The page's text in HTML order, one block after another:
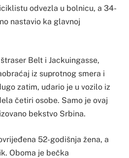
odvezla u bolnicu, a 34-
nastavio ka glavnoj
Belt i Jackuingasse,
iz suprotnog smera i
zatim, udario je u vozilo iz
četiri osobe. Samo je ovaj
bekstvo Srbina.
52-godišnja žena, a
Oboma je bečka